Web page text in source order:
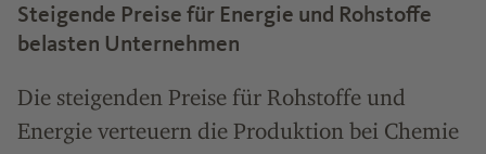
Steigende Preise für Energie und Rohstoffe
belasten Unternehmen
Die steigenden Preise für Rohstoffe und
Energie verteuern die Produktion bei Chemie